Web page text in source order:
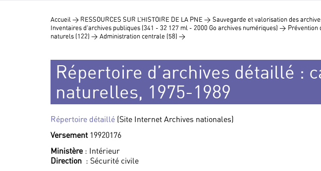
Accueil > RESSOURCES SUR L’HISTOIRE DE LA PNE > Sauvegarde et valorisation des
Inventaires d’archives publiques (341 - 32 127 ml - 2000 Go archives numériques) > Prévention
naturels (122) > Administration centrale (58) >
Répertoire d’archives détaillé :
naturelles, 1975-1989
Répertoire détaillé (Site Internet Archives nationales)
Versement 19920176
Ministère: Intérieur
Direction : Sécurité civile